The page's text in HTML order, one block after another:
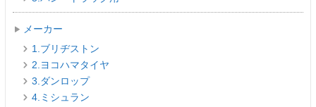
メーカー
1.ブリヂストン
2.ヨコハマタイヤ
3.ダンロップ
4.ミシュラン